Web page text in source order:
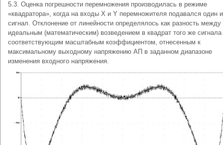
5.3. Оценка погрешности перемножения производилась в режиме
«квадратора», когда на входы X и Y перемножителя подавался один
сигнал. Отклонение от линейности определялось как разность между
идеальным (математическим) возведением в квадрат того же сигнала
соответствующим масштабным коэффициентом, отнесенным к
максимальному выходному напряжению АП в заданном диапазоне
изменения входного напряжения.